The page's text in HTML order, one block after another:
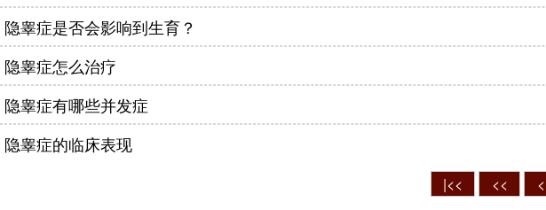
隐睾症是否会影响到生育？
隐睾症怎么治疗
隐睾症有哪些并发症
隐睾症的临床表现
|<< << <